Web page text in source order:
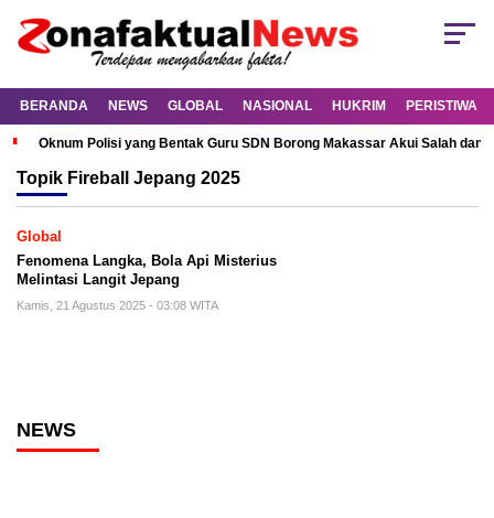
BERANDA NEWS GLOBAL NASIONAL HUKRIM PERISTIWA
Oknum Polisi yang Bentak Guru SDN Borong Makassar Akui Salah dan
Topik Fireball Jepang 2025
Global
Fenomena Langka, Bola Api Misterius
Melintasi Langit Jepang
Kamis, 21 Agustus 2025 - 03:08 WITA
NEWS